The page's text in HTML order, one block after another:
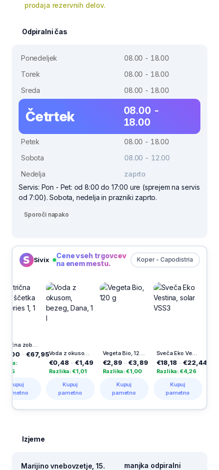
prodaja rezervnih delov.
Odpiralni čas
Ponedeljek
08.00 - 18.00
Torek
08.00 - 18.00
Sreda
08.00 - 18.00
Četrtek
08.00 -
18.00
Petek
08.00 - 18.00
Sobota
08.00 - 12.00
Nedelja
zaprto
Servis: Pon - Pet: od 8:00 do 17:00 ure (sprejem na servis
od 7:00). Sobota, nedelja in prazniki zaprto.
Sporoči napako
Sivix Koper - Capodistria
Cene vseh trgovcev
na enem mestu.
€67,95 Voda z okusom, bezeg, Dana, 1 l
€1,49
Razlika: €1,01
Vegeta Bio, 120 g
€2,89 €3,89
Razlika: €1,00
Sveča Eko Vestina, solar VSS3
€18,18 €22,44
Razlika: €4,26
-30%
€3,49–
Razlika:
Izjeme
Marijino vnebovzetje, 15.
manjka odpiralni